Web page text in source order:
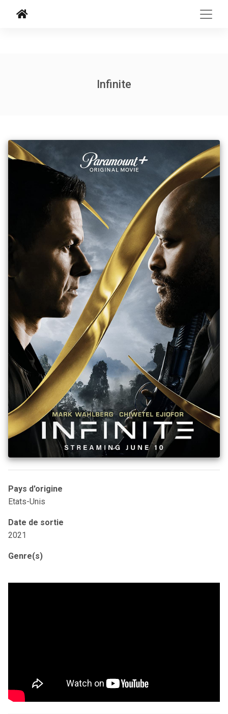
Infinite
Pays d'origine
Etats-Unis
Date de sortie
2021
Genre(s)